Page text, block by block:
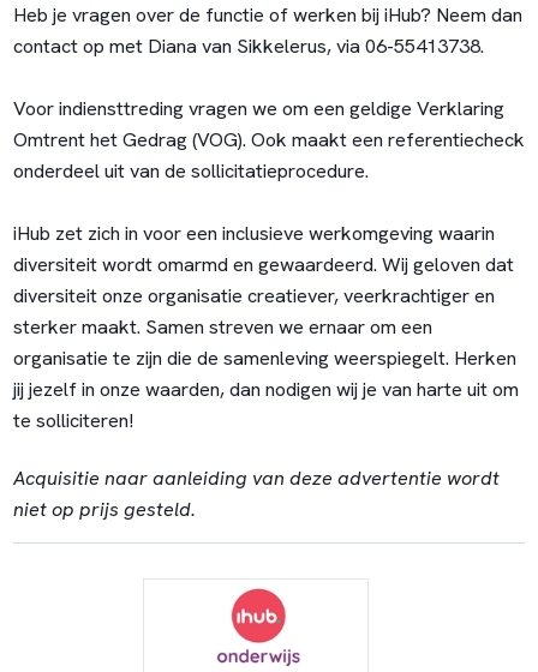
Heb je vragen over de functie of werken bij iHub? Neem dan
contact op met Diana van Sikkelerus, via 06-55413738.
Voor indiensttreding vragen we om een geldige Verklaring
Omtrent het Gedrag (VOG). Ook maakt een referentiecheck
onderdeel uit van de sollicitatieprocedure.
iHub zet zich in voor een inclusieve werkomgeving waarin
diversiteit wordt omarmd en gewaardeerd. Wij geloven dat
diversiteit onze organisatie creatiever, veerkrachtiger en
sterker maakt. Samen streven we ernaar om een
organisatie te zijn die de samenleving weerspiegelt. Herken
jij jezelf in onze waarden, dan nodigen wij je van harte uit om
te solliciteren!
Acquisitie naar aanleiding van deze advertentie wordt
niet op prijs gesteld.